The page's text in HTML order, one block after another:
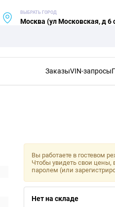
ВЫБРАТЬ ГОРОД
Москва (ул Московская, д 6
ЗаказыVIN-запросы
Вы работаете в гостевом
Чтобы увидеть свои
паролем (или
Нет на складе